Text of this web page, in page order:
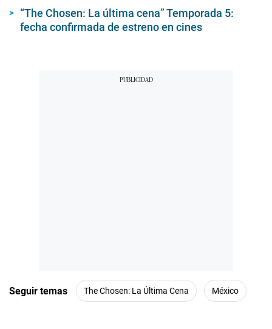
“The Chosen: La última cena” Temporada 5:
fecha confirmada de estreno en cines
Seguir temas The Chosen: La Última Cena México